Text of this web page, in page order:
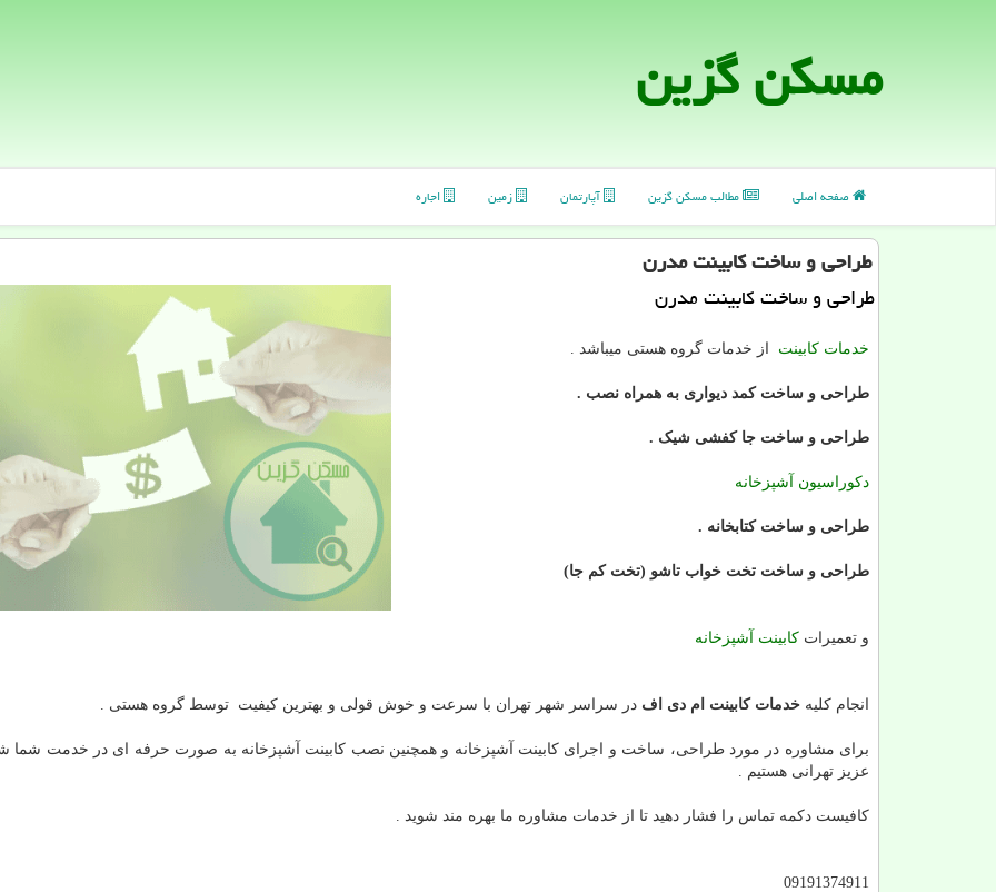
مسكن گزین
صفحه اصلی مطالب مسكن گزین آپارتمان زمین اجاره
طراحی و ساخت كابینت مدرن
طراحی و ساخت كابینت مدرن
خدمات کابینت از خدمات گروه هستی میباشد .
طراحی و ساخت کمد دیواری به همراه نصب .
طراحی و ساخت جا کفشی شیک .
دکوراسیون آشپزخانه
طراحی و ساخت کتابخانه .
طراحی و ساخت تخت خواب تاشو (تخت کم جا)
و تعمیرات کابینت آشپزخانه
انجام کلیه خدمات کابینت ام دی اف در سراسر شهر تهران با سرعت و خوش قولی و بهترین کیفیت توسط گروه هستی .
برای مشاوره در مورد طراحی، ساخت و اجرای کابینت آشپزخانه و همچنین نصب کابینت آشپزخانه به صورت حرفه ای در خدمت شما
عزیز تهرانی هستیم .
کافیست دکمه تماس را فشار دهید تا از خدمات مشاوره ما بهره مند شوید .
09191374911